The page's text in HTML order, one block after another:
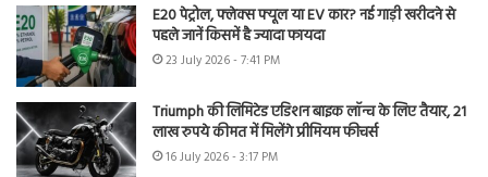
E20 पेट्रोल, फ्लेक्स फ्यूल या EV कार? नई गाड़ी खरीदने से
पहले जानें किसमें है ज्यादा फायदा
23 July 2026 - 7:41 PM
Triumph की लिमिटेड एडिशन बाइक लॉन्च के लिए तैयार, 21
लाख रुपये कीमत में मिलेंगे प्रीमियम फीचर्स
16 July 2026 - 3:17 PM